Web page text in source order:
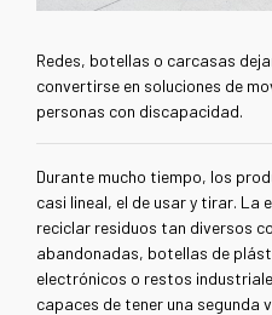
Redes, botellas o carcasas
convertirse en soluciones de
personas con discapacidad.
Durante mucho tiempo, los
casi lineal, el de usar y tirar. La
reciclar residuos tan diversos
abandonadas, botellas de
electrónicos o restos
capaces de tener una segunda